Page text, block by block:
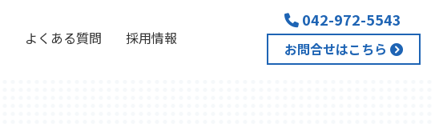
よくある質問 採用情報
042-972-5543
お問合せはこちら